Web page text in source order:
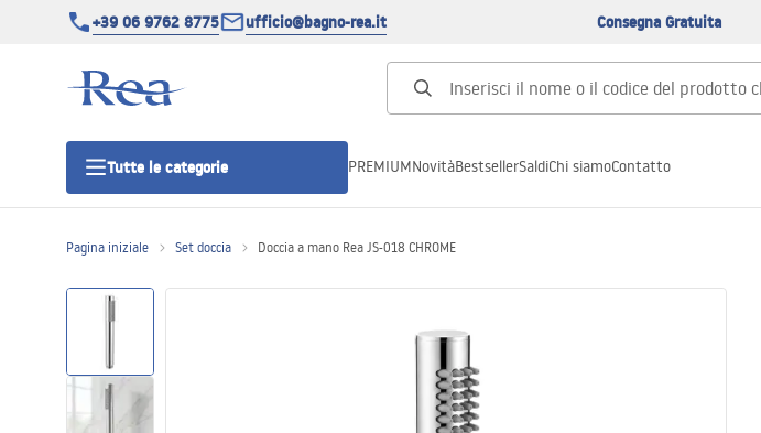
+39 06 9762 8775 ufficio@bagno-rea.it Consegna Gratuita
Tutte le categorie
Piatti doccia da bagno
PREMIUMNovitàBestsellerSaldiChi siamoContatto
Pagina iniziale Set doccia Doccia a mano Rea JS-018 CHROME